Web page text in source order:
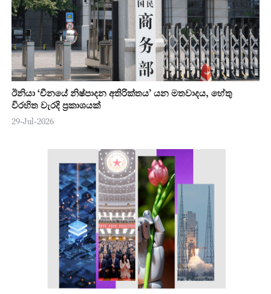
ඊනියා ‘චීනයේ නිෂ්පාදන අතිරික්තය’ යන මතවාදය, හේතු
විරහිත වැරදි ප්‍රකාශයක්
29-Jul-2026